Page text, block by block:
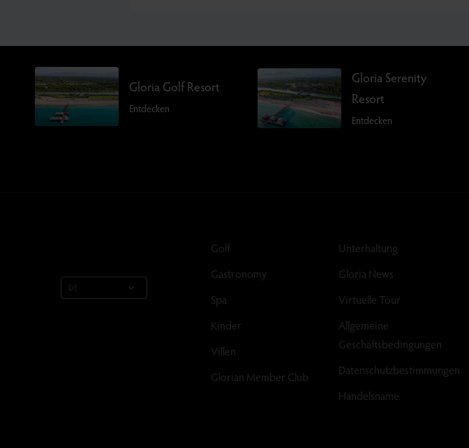
Gloria Golf Resort
Entdecken
Gloria Serenity
Resort
Entdecken
DE
Golf
Gastronomy
Spa
Kinder
Villen
Glorian Member Club
Unterhaltung
Gloria News
Virtuelle Tour
Allgemeine
Geschäftsbedingungen
Datenschutzbestimmungen
Handelsname